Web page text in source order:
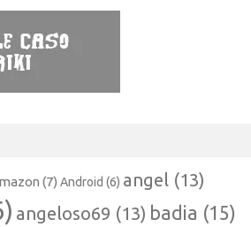
(7) Android (6) angel (13)
angeloso69 (13) badia (15)